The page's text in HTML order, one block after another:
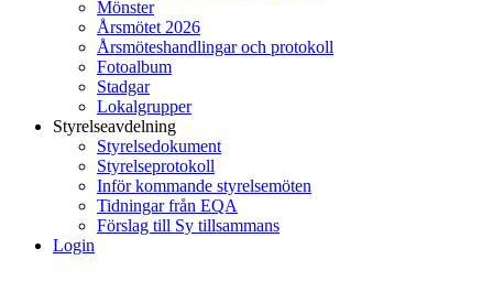
Mönster
Årsmötet 2026
Årsmöteshandlingar och protokoll
Fotoalbum
Stadgar
Lokalgrupper
Styrelseavdelning
Styrelsedokument
Styrelseprotokoll
Inför kommande styrelsemöten
Tidningar från EQA
Förslag till Sy tillsammans
Login